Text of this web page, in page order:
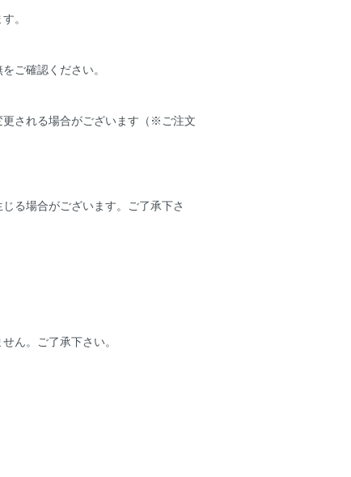
。
ご確認ください。
される場合がございます（※ご注文
る場合がございます。ご了承下さ
ん。ご了承下さい。